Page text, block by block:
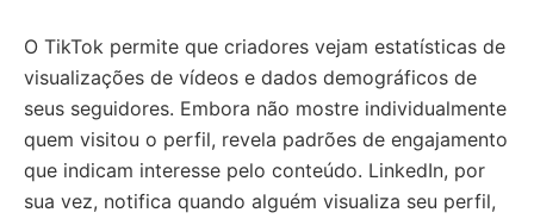
O TikTok permite que criadores vejam estatísticas de
visualizações de vídeos e dados demográficos de
seus seguidores. Embora não mostre individualmente
quem visitou o perfil, revela padrões de engajamento
que indicam interesse pelo conteúdo. LinkedIn, por
sua vez, notifica quando alguém visualiza seu perfil,